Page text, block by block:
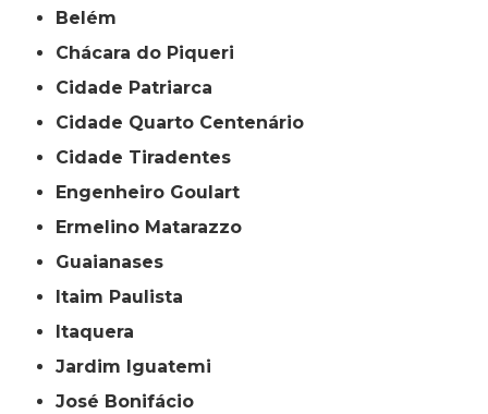
Belém
Chácara do Piqueri
Cidade Patriarca
Cidade Quarto Centenário
Cidade Tiradentes
Engenheiro Goulart
Ermelino Matarazzo
Guaianases
Itaim Paulista
Itaquera
Jardim Iguatemi
José Bonifácio